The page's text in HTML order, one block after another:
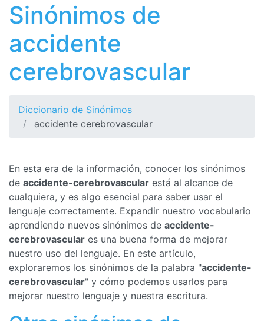
Sinónimos de
accidente
cerebrovascular
Diccionario de Sinónimos
accidente cerebrovascular
En esta era de la información, conocer los sinónimos
de accidente-cerebrovascular está al alcance de
cualquiera, y es algo esencial para saber usar el
lenguaje correctamente. Expandir nuestro vocabulario
aprendiendo nuevos sinónimos de accidente-
cerebrovascular es una buena forma de mejorar
nuestro uso del lenguaje. En este artículo,
exploraremos los sinónimos de la palabra "accidente-
cerebrovascular" y cómo podemos usarlos para
mejorar nuestro lenguaje y nuestra escritura.